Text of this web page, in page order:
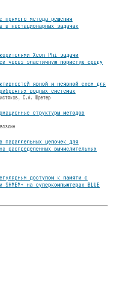
прямого метода решения
в нестационарных задачах
Xeon Phi задачи
через эластичную пористую среду
явной и неявной схем для
водных системах
С.А. Шретер
структуры методов
параллельных цепочек для
распределенных вычислительных
доступом к памяти с
на суперкомпьютерах BLUE